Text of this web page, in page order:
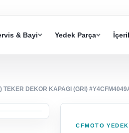
& Bayi Yedek Parça
TEKER DEKOR KAPAGI (GRI)
CFMOTO